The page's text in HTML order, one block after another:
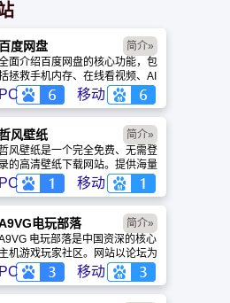
度网盘
面介绍百度网盘的核心功能，包
拯救手机内存、在线看视频、AI
智能做笔记与总结长文。详细解答
数据安全性及服务器备份机制，带
了解GenFlow AI智能体如何帮
高效办公与学习。
PC 移动
简介»
风壁纸
风壁纸是一个完全免费、无需登
的高清壁纸下载网站。提供海量
4K、8K超清电脑与手机壁纸，涵
盖动漫、风景、赛博朋克等多元风
。支持动态壁纸与头像制作，国
内访问极速，是美化桌面的首选平
台。
PC 移动
简介»
电玩部落
电玩部落是中国资深的核心
主机游戏玩家社区。网站以论坛为
核心，提供全面的主机游戏资讯、
攻略和资料库，覆盖
、Xbox、Switch 等全
PC 移动
简介»